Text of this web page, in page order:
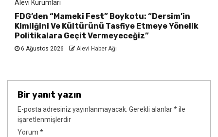
Alevi Kurumları
FDG’den “Mameki Fest” Boykotu: “Dersim’in
Kimliğini Ve Kültürünü Tasfiye Etmeye Yönelik
Politikalara Geçit Vermeyeceğiz”
6 Ağustos 2026 Alevi Haber Ağı
Bir yanıt yazın
E-posta adresiniz yayınlanmayacak. Gerekli alanlar*ile
işaretlenmişlerdir
Yorum *